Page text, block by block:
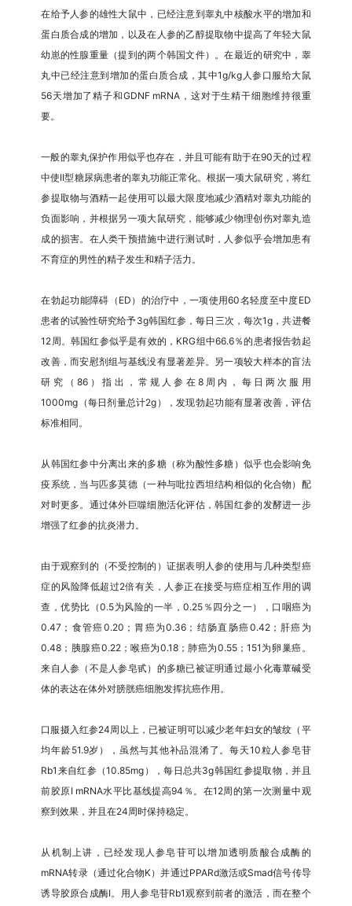
在给予人参的雄性大鼠中，已经注意到睾丸中核酸水平的增加和
蛋白质合成的增加，以及在人参的乙醇提取物中提高了年轻大鼠
幼崽的性腺重量（提到的两个韩国文件）。在最近的研究中，睾
丸中已经注意到增加的蛋白质合成，其中1g/kg人参口服给大鼠
56天增加了精子和GDNF mRNA，这对于生精干细胞维持很重
要。
一般的睾丸保护作用似乎也存在，并且可能有助于在90天的过程
中使II型糖尿病患者的睾丸功能正常化。根据一项大鼠研究，将红
参提取物与酒精一起使用可以最大限度地减少酒精对睾丸功能的
负面影响，并根据另一项大鼠研究，能够减少物理创伤对睾丸造
成的损害。在人类干预措施中进行测试时，人参似乎会增加患有
不育症的男性的精子发生和精子活力。
在勃起功能障碍（ED）的治疗中，一项使用60名轻度至中度ED
患者的试验性研究给予3g韩国红参，每日三次，每次1g，共进餐
12周。韩国红参似乎是有效的，KRG组中66.6％的患者报告勃起
改善，而安慰剂组与基线没有显著差异。另一项较大样本的盲法
研究（86）指出，常规人参在8周内，每日两次服用
1000mg（每日剂量总计2g），发现勃起功能有显著改善，评估
标准相同。
从韩国红参中分离出来的多糖（称为酸性多糖）似乎也会影响免
疫系统，当与匹多莫德（一种与吡拉西坦结构相似的化合物）配
对时更多。通过体外巨噬细胞活化评估，韩国红参的发酵进一步
增强了红参的抗炎潜力。
由于观察到的（不受控制的）证据表明人参的使用与几种类型癌
症的风险降低超过2倍有关，人参正在接受与癌症相互作用的调
查，优势比（0.5为风险的一半，0.25％四分之一），口咽癌为
0.47；食管癌0.20；胃癌为0.36；结肠直肠癌0.42；肝癌为
0.48；胰腺癌0.22；喉癌为0.18；肺癌为0.55；151为卵巢癌。
来自人参（不是人参皂甙）的多糖已被证明通过最小化毒蕈碱受
体的表达在体外对膀胱癌细胞发挥抗癌作用。
口服摄入红参24周以上，已被证明可以减少老年妇女的皱纹（平
均年龄51.9岁），虽然与其他补品混淆了。每天10粒人参皂苷
Rb1来自红参（10.85mg），每日总共3g韩国红参提取物，并且
前胶原I mRNA水平比基线提高94％。在12周的第一次测量中观
察到效果，并且在24周时保持稳定。
从机制上讲，已经发现人参皂苷可以增加透明质酸合成酶的
mRNA转录（通过化合物K）并通过PPARd激活或Smad信号传导
诱导胶原合成酶I。用人参皂苷Rb1观察到前者的激活，而在整个